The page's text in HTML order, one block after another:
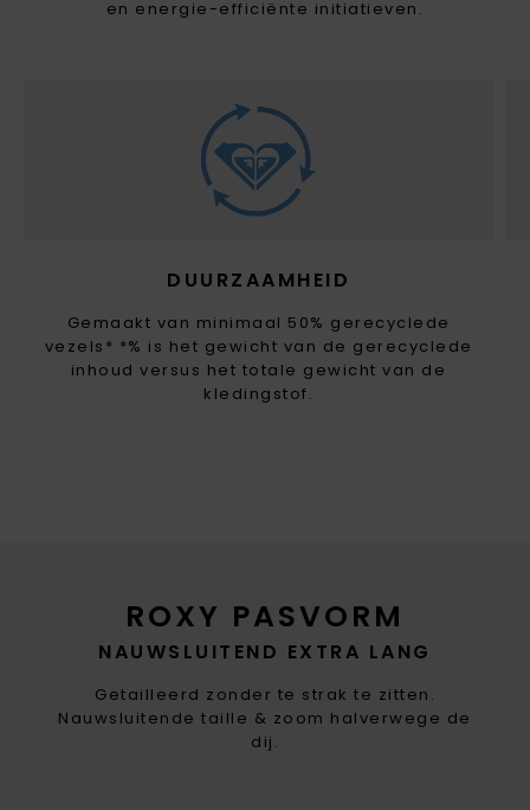
ROXY PASVORM
NAUWSLUITEND EXTRA LANG
Getailleerd zonder te strak te zitten.
Nauwsluitende taille & zoom halverwege de
dij.
en energie-efficiënte initiatieven.
DUURZAAMHEID
Gemaakt van minimaal 50% gerecyclede
vezels* *% is het gewicht van de gerecyclede
inhoud versus het totale gewicht van de
kledingstof.